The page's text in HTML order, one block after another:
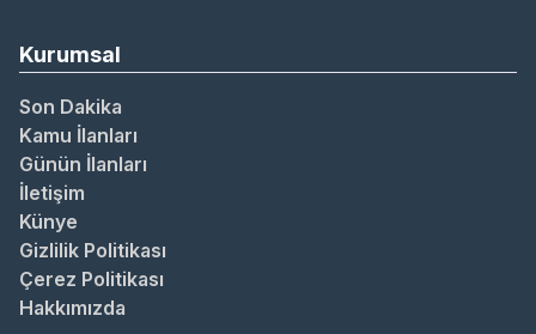
Kurumsal
Son Dakika
Kamu İlanları
Günün İlanları
İletişim
Künye
Gizlilik Politikası
Çerez Politikası
Hakkımızda